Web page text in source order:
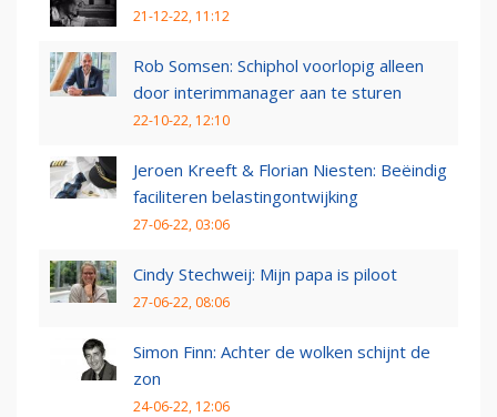
21-12-22, 11:12
Rob Somsen: Schiphol voorlopig alleen
door interimmanager aan te sturen
22-10-22, 12:10
Jeroen Kreeft & Florian Niesten: Beëindig
faciliteren belastingontwijking
27-06-22, 03:06
Cindy Stechweij: Mijn papa is piloot
27-06-22, 08:06
Simon Finn: Achter de wolken schijnt de
zon
24-06-22, 12:06